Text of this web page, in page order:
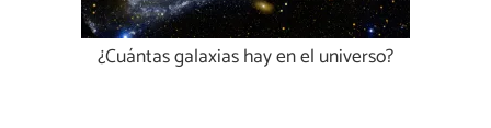
¿Cuántas galaxias hay en el universo?